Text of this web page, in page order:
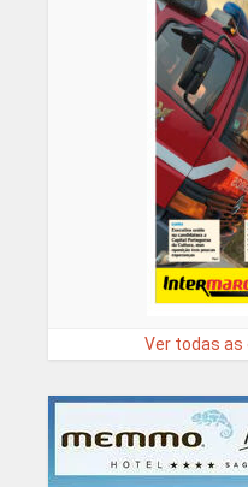
Ver todas